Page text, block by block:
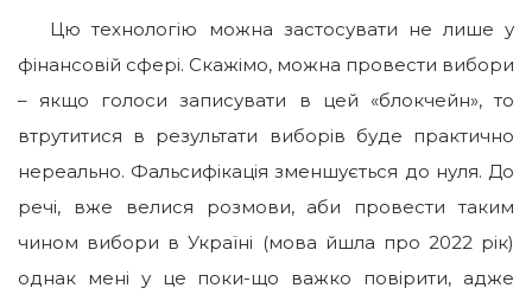
Цю технологію можна застосувати не лише у
фінансовій сфері. Скажімо, можна провести вибори
– якщо голоси записувати в цей «блокчейн», то
втрутитися в результати виборів буде практично
нереально. Фальсифікація зменшується до нуля. До
речі, вже велися розмови, аби провести таким
чином вибори в Україні (мова йшла про 2022 рік)
однак мені у це поки-що важко повірити, адже